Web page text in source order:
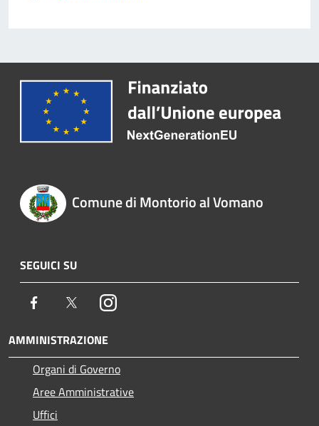
Comune di Montorio al Vomano
SEGUICI SU
Facebook TwitterInstagram
AMMINISTRAZIONE
Organi di Governo
Aree Amministrative
Uffici